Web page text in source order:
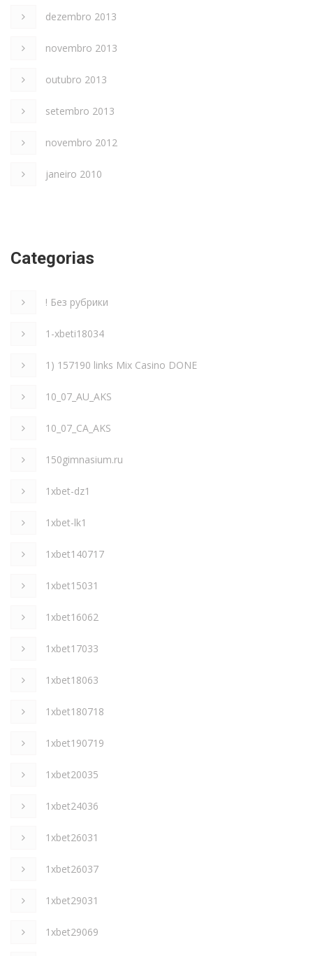
dezembro 2013
novembro 2013
outubro 2013
setembro 2013
novembro 2012
janeiro 2010
Categorias
! Без рубрики
1-xbeti18034
1) 157190 links Mix Casino DONE
10_07_AU_AKS
10_07_CA_AKS
150gimnasium.ru
1xbet-dz1
1xbet-lk1
1xbet140717
1xbet15031
1xbet16062
1xbet17033
1xbet18063
1xbet180718
1xbet190719
1xbet20035
1xbet24036
1xbet26031
1xbet26037
1xbet29031
1xbet29069